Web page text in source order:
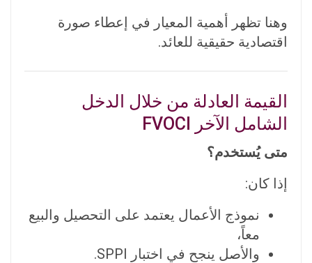
وهنا تظهر أهمية المعيار في إعطاء صورة
اقتصادية حقيقية للعائد.
القيمة العادلة من خلال الدخل
الشامل الآخر FVOCI
متى يُستخدم؟
إذا كان:
نموذج الأعمال يعتمد على التحصيل والبيع
معاً،
والأصل ينجح في اختبار SPPI.